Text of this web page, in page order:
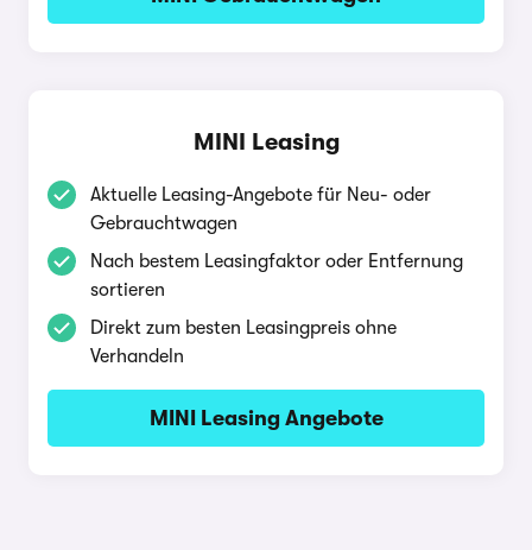
MINI Leasing
Aktuelle Leasing-Angebote für Neu- oder
Gebrauchtwagen
Nach bestem Leasingfaktor oder Entfernung
sortieren
Direkt zum besten Leasingpreis ohne
Verhandeln
MINI Leasing Angebote